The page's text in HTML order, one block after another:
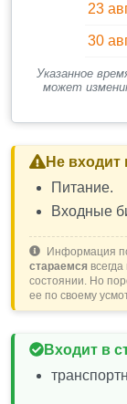
предметы
картины
эпохи.
45мин.
В
гнездо.
23
30
Указанное
может
Не входит
Питание.
Входные
Информация
стараемся
состоянии. Но
ее по своему
Входит в